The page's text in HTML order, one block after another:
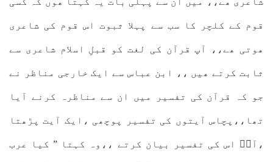
قوم کے کلچر کا سب سے پہلا ثبوت اس قوم کی شاعری
ھوتی ھے،، آپ قرآن کی لغت کو قبلِ اسلام شاعری سے
ثابت کرتے ھیں ،، ابن عباس سے ایک خارجی مناظر نے
جو کہ قرآن کی تفسیر میں ان سے مناظرہ کرنے آیا
تھا،،پچاس آیتوں کی تفسیر پوچھی ،ایک آیت پڑھتا
،آپؓ اس کی تفسیر بیان کرتے ،،وہ کہتا ” کیا عرب